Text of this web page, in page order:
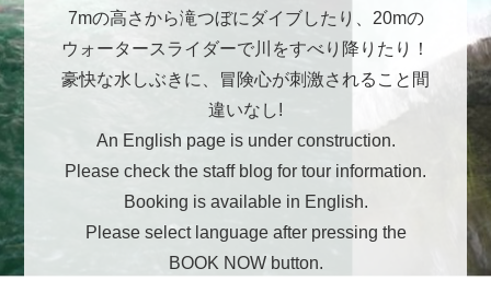
7mの高さから滝つぼにダイブしたり、20mの
ウォータースライダーで川をすべり降りたり！
豪快な水しぶきに、冒険心が刺激されること間
違いなし!
An English page is under construction.
Please check the staff blog for tour information.
Booking is available in English.
Please select language after pressing the
BOOK NOW button.